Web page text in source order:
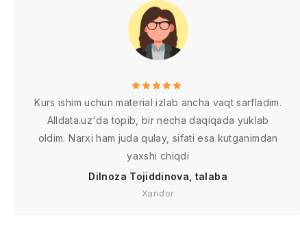
Kurs ishim uchun material izlab ancha vaqt sarfladim.
Alldata.uz'da topib, bir necha daqiqada yuklab
oldim. Narxi ham juda qulay, sifati esa kutganimdan
yaxshi chiqdi
Dilnoza Tojiddinova, talaba
Xaridor